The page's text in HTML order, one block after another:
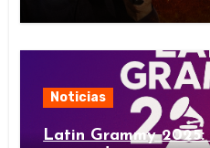
Noticias
Latin Grammy 2025: